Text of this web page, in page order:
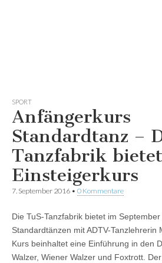
SPORT
Anfängerkurs
Standardtanz –
Tanzfabrik
Einsteigerkurs
7. September 2016 • 0 Kommentare
Die TuS-Tanzfabrik bietet im
Standardtänzen mit ADTV-Tanzlehrerin
Kurs beinhaltet eine Einführung in den
Walzer, Wiener Walzer und Foxtrott.